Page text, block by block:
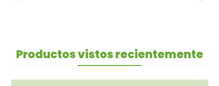
Productos vistos recientemente